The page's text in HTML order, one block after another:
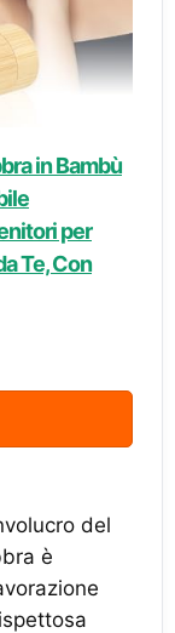
in Bambù
per
Te, Con
del
è